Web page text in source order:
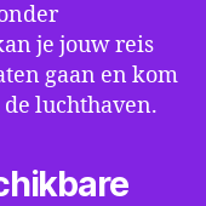
je jouw reis
gaan en kom
luchthaven.